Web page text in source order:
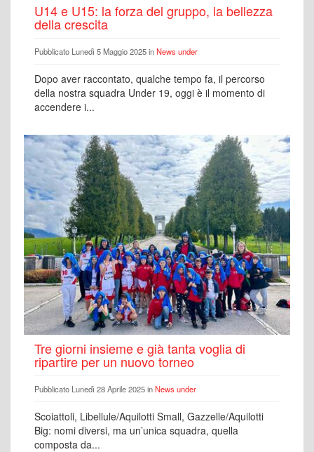
U14 e U15: la forza del gruppo, la bellezza
della crescita
Pubblicato Lunedì 5 Maggio 2025 inNews under
Dopo aver raccontato, qualche tempo fa, il percorso
della nostra squadra Under 19, oggi è il momento di
accendere i...
Tre giorni insieme e già tanta voglia di
ripartire per un nuovo torneo
Pubblicato Lunedì 28 Aprile 2025 inNews under
Scoiattoli, Libellule/Aquilotti Small, Gazzelle/Aquilotti
Big: nomi diversi, ma un’unica squadra, quella
composta da...